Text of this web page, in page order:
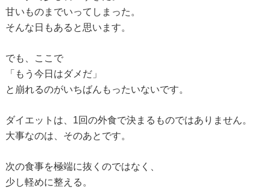
甘いものまでいってしまった。
そんな日もあると思います。
でも、ここで
「もう今日はダメだ」
と崩れるのがいちばんもったいないです。
ダイエットは、1回の外食で決まるものではありません。
大事なのは、そのあとです。
次の食事を極端に抜くのではなく、
少し軽めに整える。